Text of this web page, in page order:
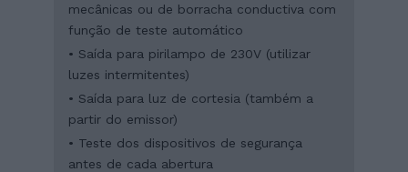
mecânicas ou de borracha conductiva com
função de teste automático
• Saída para pirilampo de 230V (utilizar
luzes intermitentes)
• Saída para luz de cortesia (também a
partir do emissor)
• Teste dos dispositivos de segurança
antes de cada abertura